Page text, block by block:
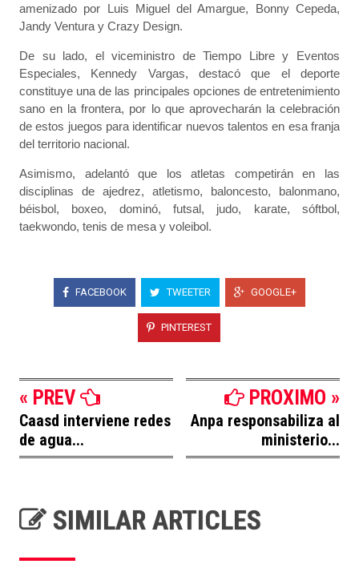
amenizado por Luis Miguel del Amargue, Bonny Cepeda,
Jandy Ventura y Crazy Design.
De su lado, el viceministro de Tiempo Libre y Eventos
Especiales, Kennedy Vargas, destacó que el deporte
constituye una de las principales opciones de entretenimiento
sano en la frontera, por lo que aprovecharán la celebración
de estos juegos para identificar nuevos talentos en esa franja
del territorio nacional.
Asimismo, adelantó que los atletas competirán en las
disciplinas de ajedrez, atletismo, baloncesto, balonmano,
béisbol, boxeo, dominó, futsal, judo, karate, sóftbol,
taekwondo, tenis de mesa y voleibol.
FACEBOOK TWEETER GOOGLE+
PINTEREST
« PREV
Caasd interviene redes
de agua...
PROXIMO »
Anpa responsabiliza al
ministerio...
SIMILAR ARTICLES